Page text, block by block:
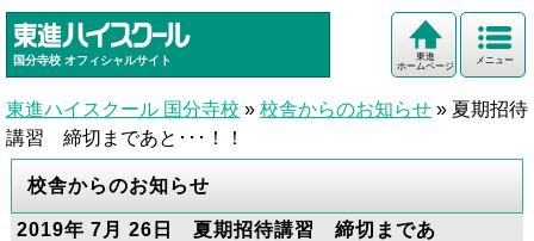
国分寺校 オフィシャルサイト メニュー
東進
ホームページ
東進ハイスクール 国分寺校 » 校舎からのお知らせ » 夏期招待
講習 締切まであと･･･！！
校舎からのお知らせ
2019年 7月 26日 夏期招待講習 締切まであ